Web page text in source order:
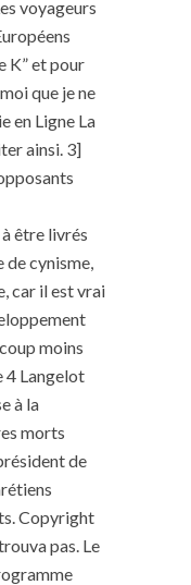
voyageurs
K” et pour
que je ne
en Ligne La
ainsi. 3]
à être livrés
de cynisme,
car il est vrai
moins
4 Langelot
à la
morts
de
Copyright
pas. Le